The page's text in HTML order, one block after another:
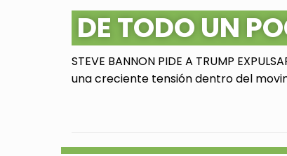
DE TODO UN
STEVE BANNON PIDE A TRUMP
una creciente tensión dentro del